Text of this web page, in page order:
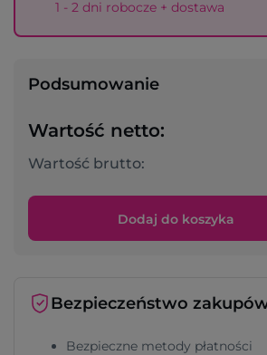
1 - 2 dni robocze + dostawa
Podsumowanie
Wartość netto:
Wartość brutto:
Dodaj do koszyka
Bezpieczeństwo
Bezpieczne metody płatności